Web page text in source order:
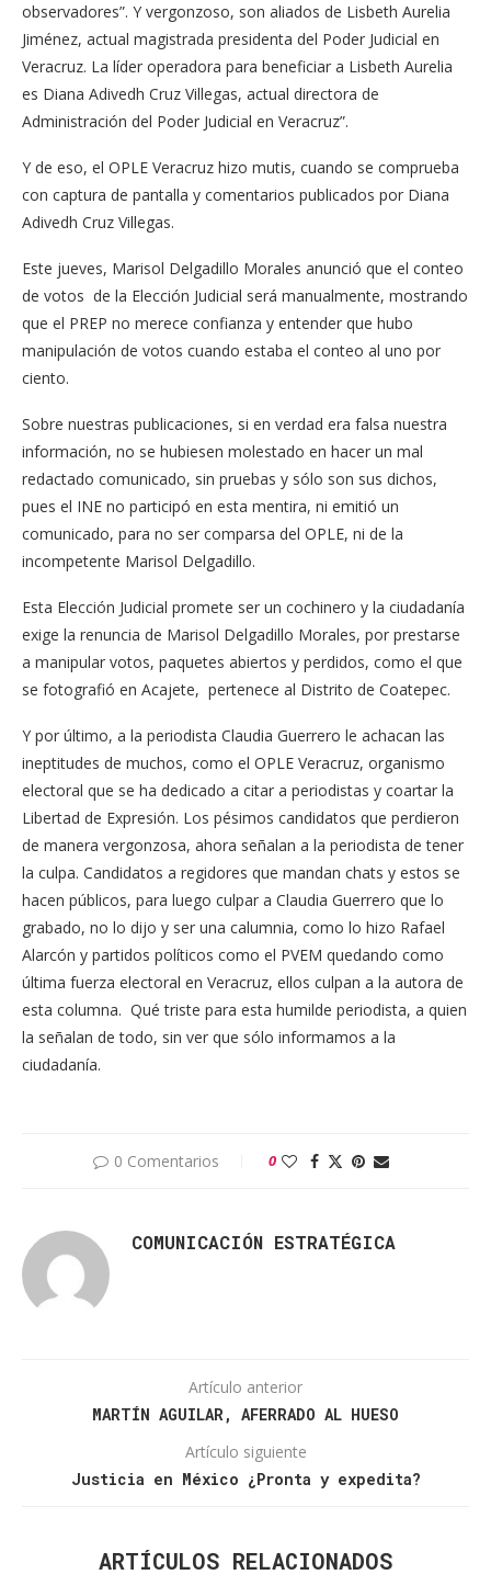
observadores”. Y vergonzoso, son aliados de Lisbeth Aurelia
Jiménez, actual magistrada presidenta del Poder Judicial en
Veracruz. La líder operadora para beneficiar a Lisbeth Aurelia
es Diana Adivedh Cruz Villegas, actual directora de
Administración del Poder Judicial en Veracruz”.
Y de eso, el OPLE Veracruz hizo mutis, cuando se comprueba
con captura de pantalla y comentarios publicados por Diana
Adivedh Cruz Villegas.
Este jueves, Marisol Delgadillo Morales anunció que el conteo
de votos de la Elección Judicial será manualmente, mostrando
que el PREP no merece confianza y entender que hubo
manipulación de votos cuando estaba el conteo al uno por
ciento.
Sobre nuestras publicaciones, si en verdad era falsa nuestra
información, no se hubiesen molestado en hacer un mal
redactado comunicado, sin pruebas y sólo son sus dichos,
pues el INE no participó en esta mentira, ni emitió un
comunicado, para no ser comparsa del OPLE, ni de la
incompetente Marisol Delgadillo.
Esta Elección Judicial promete ser un cochinero y la ciudadanía
exige la renuncia de Marisol Delgadillo Morales, por prestarse
a manipular votos, paquetes abiertos y perdidos, como el que
se fotografió en Acajete, pertenece al Distrito de Coatepec.
Y por último, a la periodista Claudia Guerrero le achacan las
ineptitudes de muchos, como el OPLE Veracruz, organismo
electoral que se ha dedicado a citar a periodistas y coartar la
Libertad de Expresión. Los pésimos candidatos que perdieron
de manera vergonzosa, ahora señalan a la periodista de tener
la culpa. Candidatos a regidores que mandan chats y estos se
hacen públicos, para luego culpar a Claudia Guerrero que lo
grabado, no lo dijo y ser una calumnia, como lo hizo Rafael
Alarcón y partidos políticos como el PVEM quedando como
última fuerza electoral en Veracruz, ellos culpan a la autora de
esta columna. Qué triste para esta humilde periodista, a quien
la señalan de todo, sin ver que sólo informamos a la
ciudadanía.
0 Comentarios 0
COMUNICACIÓN ESTRATÉGICA
Artículo anterior
MARTÍN AGUILAR, AFERRADO AL HUESO
Artículo siguiente
Justicia en México ¿Pronta y expedita?
ARTÍCULOS RELACIONADOS